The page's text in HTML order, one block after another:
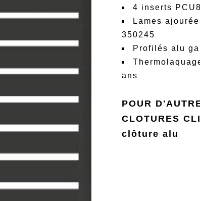
4 inserts
Lames
350245
Profilés alu
ans
POUR
CLOTURES
clôture alu